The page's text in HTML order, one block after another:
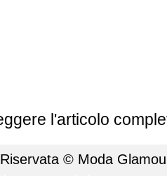
l'articolo
© Moda